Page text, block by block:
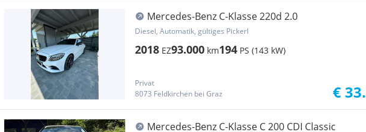
Mercedes-Benz C-Klasse 220d 2.0
Diesel, Automatik, gültiges Pickerl
2018 EZ93.000 km194 PS (143 kW)
Privat
8073 Feldkirchen bei Graz
€
Mercedes-Benz C-Klasse C 200 CDI Classic